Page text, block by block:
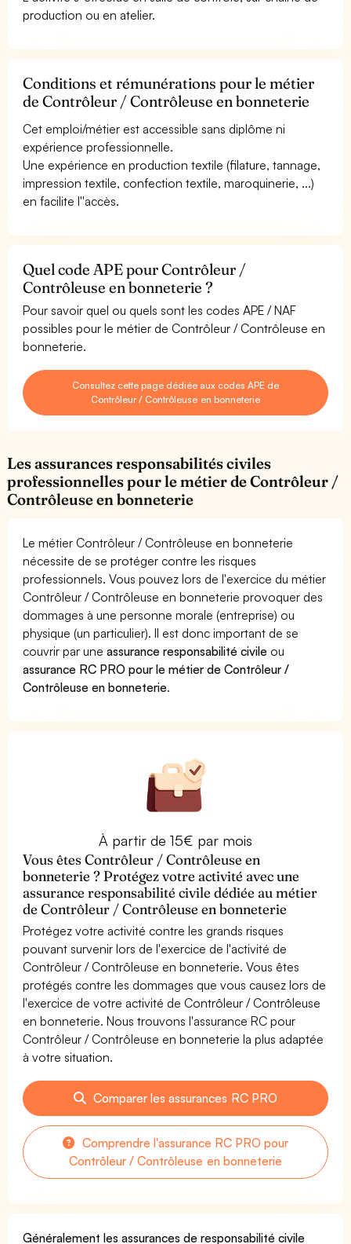
production ou en atelier.
Conditions et rémunérations pour le métier
de Contrôleur / Contrôleuse en bonneterie
Cet emploi/métier est accessible sans diplôme ni
expérience professionnelle.
Une expérience en production textile (filature, tannage,
impression textile, confection textile, maroquinerie, ...)
en facilite l''accès.
Quel code APE pour Contrôleur /
Contrôleuse en bonneterie ?
Pour savoir quel ou quels sont les codes APE / NAF
possibles pour le métier de Contrôleur / Contrôleuse en
bonneterie.
Consultez cette page dédiée aux codes APE de
Contrôleur / Contrôleuse en bonneterie
Les assurances responsabilités civiles
professionnelles pour le métier de Contrôleur /
Contrôleuse en bonneterie
Le métier Contrôleur / Contrôleuse en bonneterie
nécessite de se protéger contre les risques
professionnels. Vous pouvez lors de l'exercice du métier
Contrôleur / Contrôleuse en bonneterie provoquer des
dommages à une personne morale (entreprise) ou
physique (un particulier). Il est donc important de se
couvrir par uneassurance responsabilité civile ou
assurance RC PRO pour le métier de Contrôleur /
Contrôleuse en bonneterie.
À partir de 15€ par mois
Vous êtes Contrôleur / Contrôleuse en
bonneterie ? Protégez votre activité avec une
assurance responsabilité civile dédiée au métier
de Contrôleur / Contrôleuse en bonneterie
Protégez votre activité contre les grands risques
pouvant survenir lors de l'exercice de l'activité de
Contrôleur / Contrôleuse en bonneterie. Vous êtes
protégés contre les dommages que vous causez lors de
l'exercice de votre activité de Contrôleur / Contrôleuse
en bonneterie. Nous trouvons l'assurance RC pour
Contrôleur / Contrôleuse en bonneterie la plus adaptée
à votre situation.
Comparer les assurances RC PRO
Comprendre l'assurance RC PRO pour
Contrôleur / Contrôleuse en bonneterie
Généralement les assurances de responsabilité civile